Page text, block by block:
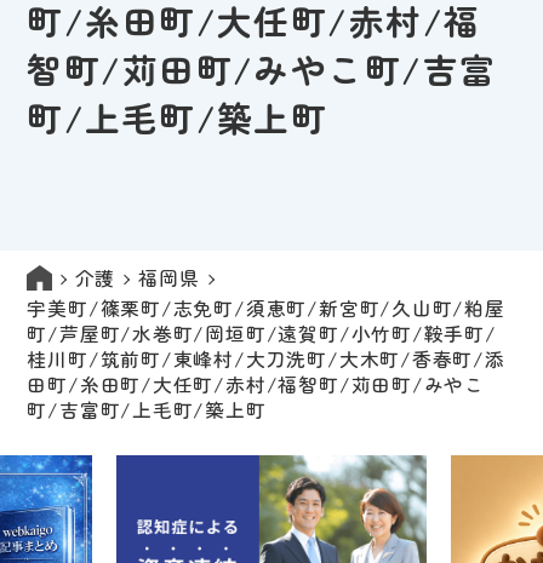
町/糸田町/大任町/赤村/福
智町/苅田町/みやこ町/吉富
町/上毛町/築上町
介護
福岡県
宇美町/篠栗町/志免町/須恵町/新宮町/久山町/粕屋
町/芦屋町/水巻町/岡垣町/遠賀町/小竹町/鞍手町/
桂川町/筑前町/東峰村/大刀洗町/大木町/香春町/添
田町/糸田町/大任町/赤村/福智町/苅田町/みやこ
町/吉富町/上毛町/築上町